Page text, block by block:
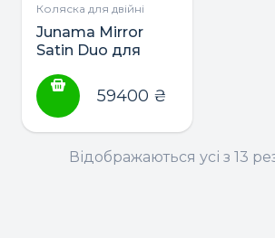
Коляска для двійні
Junama Mirror
Satin Duo для
59400 ₴
Відображаються усі з 13